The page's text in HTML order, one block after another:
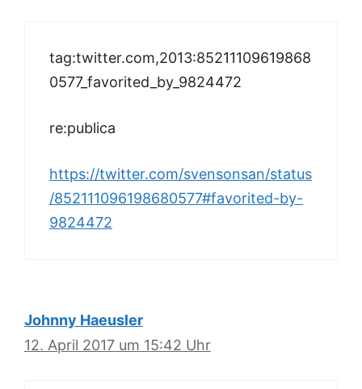
tag:twitter.com,2013:85211109619868
0577_favorited_by_9824472
re:publica
https://twitter.com/svensonsan/status
/852111096198680577#favorited-by-
9824472
Johnny Haeusler
12. April 2017 um 15:42 Uhr